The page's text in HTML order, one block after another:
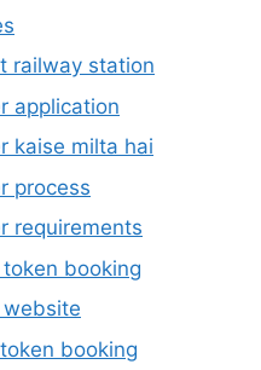
railway station
application
kaise milta hai
process
requirements
booking
website
booking